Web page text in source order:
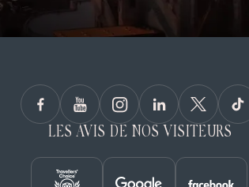
LES AVIS DE NOS VISITEURS